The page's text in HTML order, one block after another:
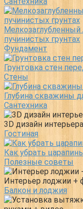
пучинистых грунтах
Фундамент
Грунтовка стен
Стены
Глубина скважины
Сантехника
3D дизайн
Гостиная
Как убрать
Полезные советы
Интерьер лоджии +
Балкон и лоджия